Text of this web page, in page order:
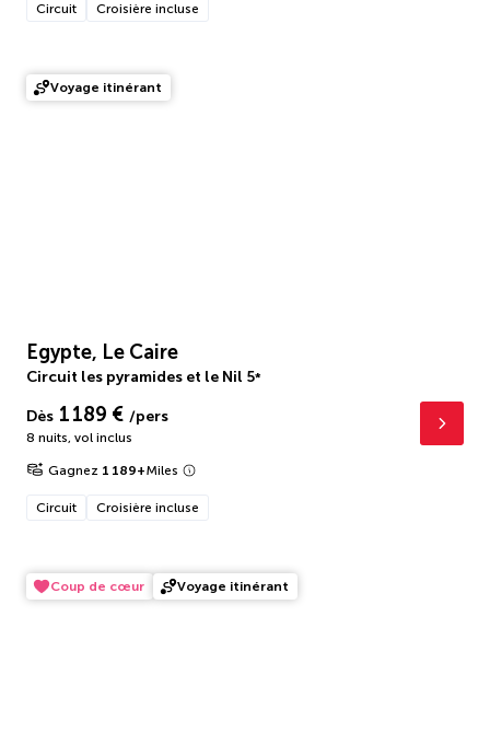
Circuit Croisière incluse
Voyage itinérant
Egypte, Le Caire
Circuit les pyramides et le Nil 5*
Dès 1 189 € /pers
8 nuits, vol inclus
Gagnez 1 189+Miles
Circuit Croisière incluse
Coup de cœur Voyage itinérant